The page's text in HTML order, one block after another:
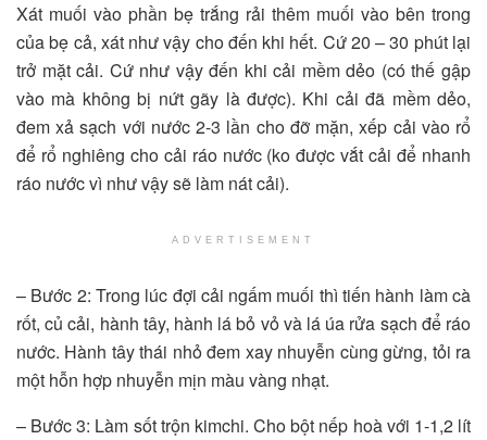
Xát muối vào phần bẹ trắng rải thêm muối vào bên trong
của bẹ cả, xát như vậy cho đến khi hết. Cứ 20 – 30 phút lại
trở mặt cải. Cứ như vậy đến khi cải mềm dẻo (có thế gập
vào mà không bị nứt gãy là được). Khi cải đã mềm dẻo,
đem xả sạch với nước 2-3 lần cho đỡ mặn, xếp cải vào rổ
để rổ nghiêng cho cải ráo nước (ko được vắt cải để nhanh
ráo nước vì như vậy sẽ làm nát cải).
ADVERTISEMENT
– Bước 2: Trong lúc đợi cải ngấm muối thì tiến hành làm cà
rốt, củ cải, hành tây, hành lá bỏ vỏ và lá úa rửa sạch để ráo
nước. Hành tây thái nhỏ đem xay nhuyễn cùng gừng, tỏi ra
một hỗn hợp nhuyễn mịn màu vàng nhạt.
– Bước 3: Làm sốt trộn kimchi. Cho bột nếp hoà với 1-1,2 lít